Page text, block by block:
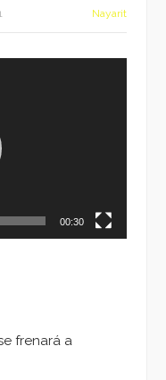
Nayarit
00:30
frenará a